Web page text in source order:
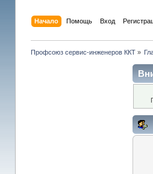
Начало Помощь Вход
Профсоюз сервис-инженеров ККТ»